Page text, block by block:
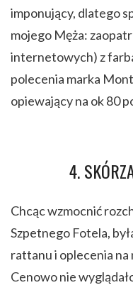
imponujący, dlatego
mojego Męża:
internetowych) z
polecenia marka
opiewający na ok 80
4.
Chcąc wzmocnić
Szpetnego Fotela,
rattanu i oplecenia na
Cenowo nie